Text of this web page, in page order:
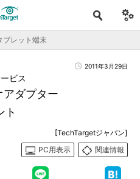
ブレット端末
2011年3月29日
アダプター
ト
ビス
[TechTargetジャパン]
PC用表示
関連情報